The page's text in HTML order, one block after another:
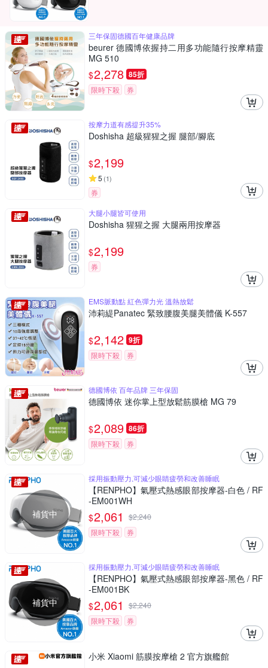
三年保固德國百年健康品牌
beurer 德國博依握持二用多功能隨行按摩精靈
MG 510
$2,278 85折
限時下殺 券
按摩力道有感提升35%
Doshisha 超級猩猩之握 腿部/腳底
$2,199
5 (1)
券
大腿小腿皆可使用
Doshisha 猩猩之握 大腿兩用按摩器
$2,199
券
EMS脈動點 紅色彈力光 溫熱放鬆
沛莉緹Panatec 緊致腰腹美腿美體儀 K-557
$2,142 9折
限時下殺 券
德國博依 百年品牌 三年保固
德國博依 迷你掌上型放鬆筋膜槍 MG 79
$2,089 86折
限時下殺 券
補貨中
採用振動壓力,可減少眼睛疲勞和改善睡眠
【RENPHO】氣壓式熱感眼部按摩器-白色 / RF
-EM001WH
$2,061 $2,240
限時下殺
券
補貨中
採用振動壓力,可減少眼睛疲勞和改善睡眠
【RENPHO】氣壓式熱感眼部按摩器-黑色 / RF
-EM001BK
$2,061 $2,240
限時下殺
券
小米 Xiaomi 筋膜按摩槍 2 官方旗艦館